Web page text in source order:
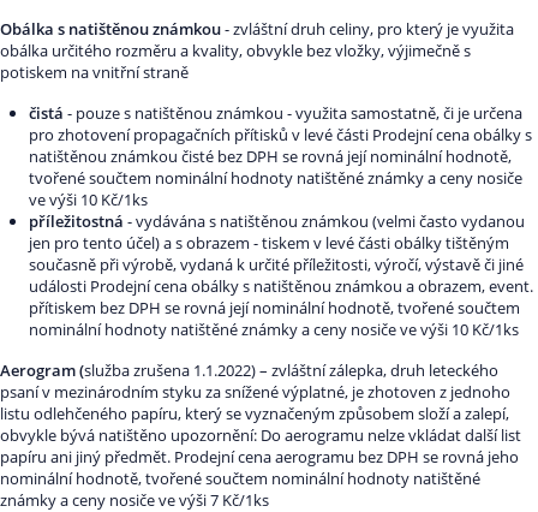
Obálka s natištěnou známkou- zvláštní druh celiny, pro který je využita
obálka určitého rozměru a kvality, obvykle bez vložky, výjimečně s
potiskem na vnitřní straně
čistá - pouze s natištěnou známkou - využita samostatně, či je určena
pro zhotovení propagačních přítisků v levé části Prodejní cena obálky s
natištěnou známkou čisté bez DPH se rovná její nominální hodnotě,
tvořené součtem nominální hodnoty natištěné známky a ceny nosiče
ve výši 10 Kč/1ks
příležitostná - vydávána s natištěnou známkou (velmi často vydanou
jen pro tento účel) a s obrazem - tiskem v levé části obálky tištěným
současně při výrobě, vydaná k určité příležitosti, výročí, výstavě či jiné
události Prodejní cena obálky s natištěnou známkou a obrazem, event.
přítiskem bez DPH se rovná její nominální hodnotě, tvořené součtem
nominální hodnoty natištěné známky a ceny nosiče ve výši 10 Kč/1ks
Aerogram (služba zrušena 1.1.2022) – zvláštní zálepka, druh leteckého
psaní v mezinárodním styku za snížené výplatné, je zhotoven z jednoho
listu odlehčeného papíru, který se vyznačeným způsobem složí a zalepí,
obvykle bývá natištěno upozornění: Do aerogramu nelze vkládat další list
papíru ani jiný předmět. Prodejní cena aerogramu bez DPH se rovná jeho
nominální hodnotě, tvořené součtem nominální hodnoty natištěné
známky a ceny nosiče ve výši 7 Kč/1ks